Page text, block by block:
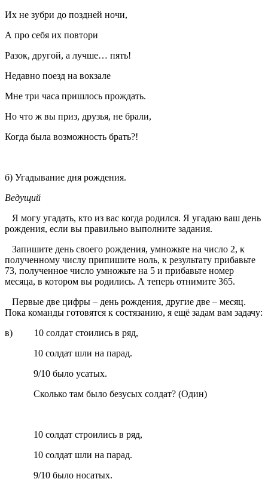
Их не зубри до поздней ночи,
А про себя их повтори
Разок, другой, а лучше… пять!
Недавно поезд на вокзале
Мне три часа пришлось прождать.
Но что ж вы приз, друзья, не брали,
Когда была возможность брать?!
б) Угадывание дня рождения.
Ведущий
Я могу угадать, кто из вас когда родился. Я угадаю ваш день
рождения, если вы правильно выполните задания.
Запишите день своего рождения, умножьте на число 2, к
полученному числу припишите ноль, к результату прибавьте
73, полученное число умножьте на 5 и прибавьте номер
месяца, в котором вы родились. А теперь отнимите 365.
Первые две цифры – день рождения, другие две – месяц.
Пока команды готовятся к состязанию, я ещё задам вам задачу:
в) 10 солдат стоились в ряд,
10 солдат шли на парад.
9/10 было усатых.
Сколько там было безусых солдат? (Один)
10 солдат строились в ряд,
10 солдат шли на парад.
9/10 было носатых.